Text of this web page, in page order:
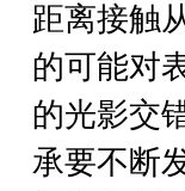
距离接触
的可能对
的光影交
承要不断